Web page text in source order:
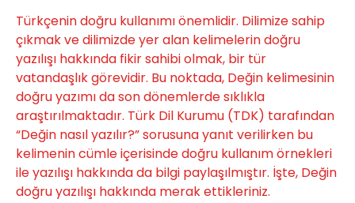
Türkçenin doğru kullanımı önemlidir. Dilimize sahip
çıkmak ve dilimizde yer alan kelimelerin doğru
yazılışı hakkında fikir sahibi olmak, bir tür
vatandaşlık görevidir. Bu noktada, Değin kelimesinin
doğru yazımı da son dönemlerde sıklıkla
araştırılmaktadır. Türk Dil Kurumu (TDK) tarafından
“Değin nasıl yazılır?” sorusuna yanıt verilirken bu
kelimenin cümle içerisinde doğru kullanım örnekleri
ile yazılışı hakkında da bilgi paylaşılmıştır. İşte, Değin
doğru yazılışı hakkında merak ettikleriniz.